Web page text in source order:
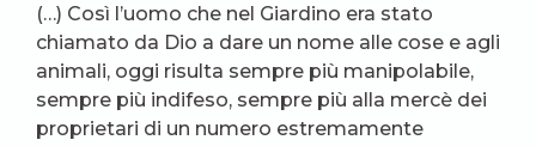
(…) Così l’uomo che nel Giardino era stato
chiamato da Dio a dare un nome alle cose e agli
animali, oggi risulta sempre più manipolabile,
sempre più indifeso, sempre più alla mercè dei
proprietari di un numero estremamente